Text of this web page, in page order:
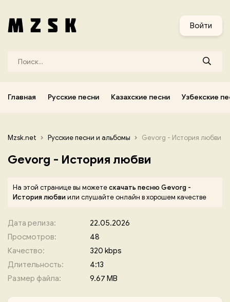
Войти
Главная Русские песни Казахские песни Узбекские
Mzsk.net Русские песни и альбомы Gevorg - История любви
Gevorg - История любви
На этой странице вы можетескачать песню Gevorg -
История любвиили слушайте онлайн в хорошем качестве
Дата релиза:
22.05.2026
Просмотров:
48
Качество:
320 kbps
Длительность:
4:13
Размер файла:
9.67 MB
Узбекские песни Корейские песни